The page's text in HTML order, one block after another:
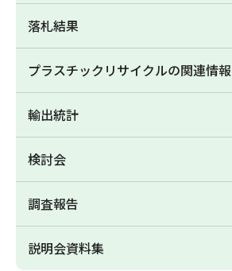
落札結果
プラスチックリサイクルの関連情報
輸出統計
検討会
調査報告
説明会資料集